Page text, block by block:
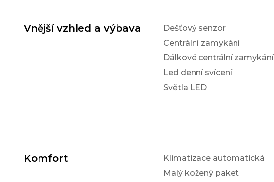
Vnější vzhled a výbava
Dešťový senzor
Centrální zamykání
Dálkové centrální zamykání
Led denní svícení
Světla LED
Komfort
Klimatizace automatická
Malý kožený paket